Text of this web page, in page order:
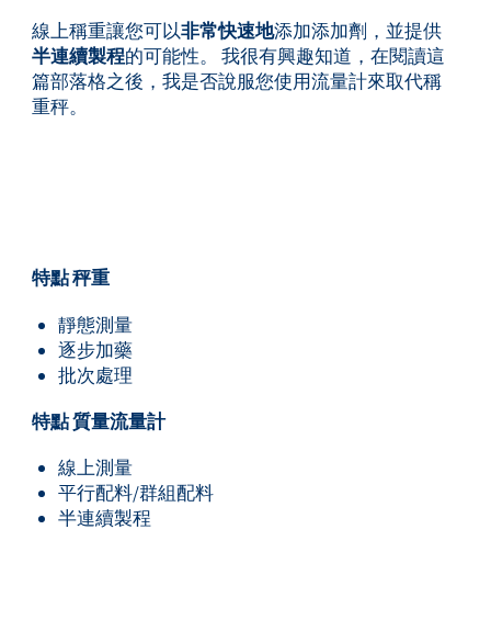
線上稱重讓您可以非常快速地添加添加劑，並提供
半連續製程的可能性。 我很有興趣知道，在閱讀這
篇部落格之後，我是否說服您使用流量計來取代稱
重秤。
特點 秤重
靜態測量
逐步加藥
批次處理
特點 質量流量計
線上測量
平行配料/群組配料
半連續製程